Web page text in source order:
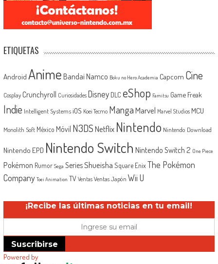
ETIQUETAS
Android Anime Bandai Namco Boku no Hero Academia Capcom Cine
Cosplay Crunchyroll Curiosidades Disney DLC eShop Famitsu Game Freak
Indie Intelligent Systems iOS Koei Tecmo MangaMarvel Marvel Studios MCU
Monolith Soft México Móvil N3DSNetflix Nintendo Nintendo Download
Nintendo EPD Nintendo Switch Nintendo Switch 2 One Piece
Pokémon Rumor Sega SeriesShueisha Square EnixThe Pokémon
Company Toei Animation TV Ventas Ventas Japón Wii U
¡Recibe las últimas noticias en tu email!
Suscribirse
Powered by